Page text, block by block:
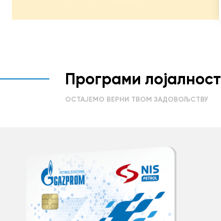
Програми
ОСТАЈЕМО ВЕРНИ ТВОМ ЗАДОВОЉСТВУ